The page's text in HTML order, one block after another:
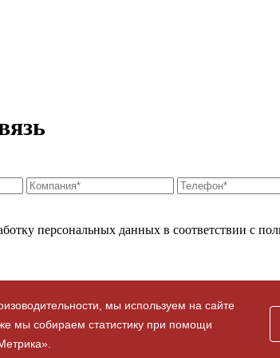
мы используем на сайте
мы собираем статистику при помощи
персональных данных в соответствии с